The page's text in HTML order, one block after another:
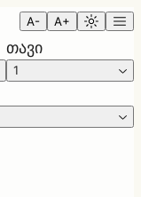
A- A+
თავი
1